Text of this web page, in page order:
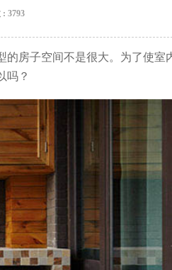
3793
的房子空间不是很大。为了使室
吗？